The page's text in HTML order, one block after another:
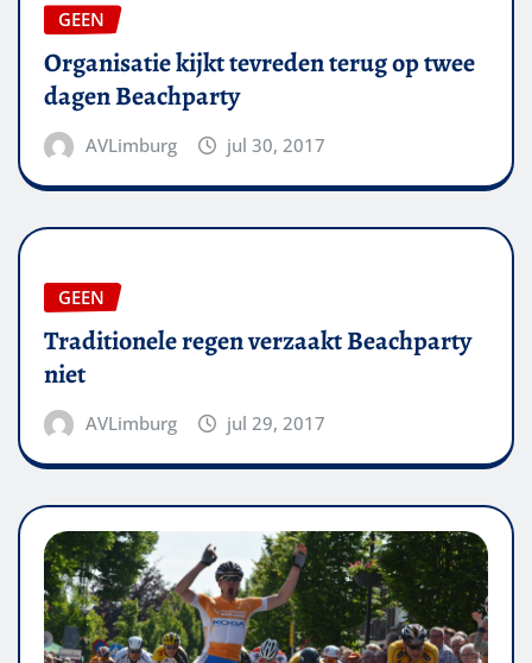
GEEN
Organisatie kijkt tevreden terug op twee
dagen Beachparty
AVLimburg jul 30, 2017
GEEN
Traditionele regen verzaakt Beachparty
niet
AVLimburg jul 29, 2017